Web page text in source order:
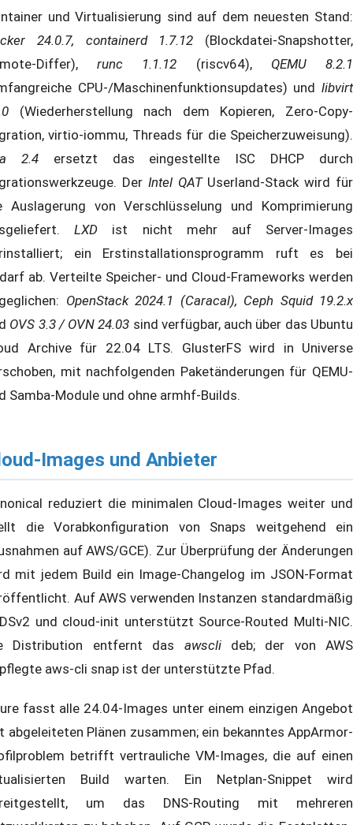
und Virtualisierung sind auf dem neuesten Stand:
24.0.7, containerd 1.7.12 (Blockdatei-Snapshotter,
Differ),runc 1.1.12 (riscv64), QEMU 8.2.1
CPU-/Maschinenfunktionsupdates) und libvirt
(Wiederherstellung nach dem Kopieren, Zero-Copy-
virtio-iommu, Threads für die Speicherzuweisung).
2.4ersetzt das eingestellte ISC DHCP durch
Der Intel QATUserland-Stack wird für
Auslagerung von Verschlüsselung und Komprimierung
LXD ist nicht mehr auf Server-Images
ein Erstinstallationsprogramm ruft es bei
ab. Verteilte Speicher- und Cloud-Frameworks werden
OpenStack 2024.1 (Caracal), Ceph Squid 19.2.x
OVS 3.3 / OVN 24.03 sind verfügbar, auch über das Ubuntu
Archive für 22.04 LTS. GlusterFS wird in Universe
mit nachfolgenden Paketänderungen für QEMU-
Samba-Module und ohne armhf-Builds.
Images und Anbieter
reduziert die minimalen Cloud-Images weiter und
die Vorabkonfiguration von Snaps weitgehend ein
auf AWS/GCE). Zur Überprüfung der Änderungen
mit jedem Build ein Image-Changelog im JSON-Format
Auf AWS verwenden Instanzen standardmäßig
und cloud-init unterstützt Source-Routed Multi-NIC.
Distribution entfernt das awsclideb; der von AWS
aws-cli snap ist der unterstützte Pfad.
fasst alle 24.04-Images unter einem einzigen Angebot
abgeleiteten Plänen zusammen; ein bekanntes AppArmor-
betrifft vertrauliche VM-Images, die auf einen
Build warten. Ein Netplan-Snippet wird
um das DNS-Routing mit mehreren